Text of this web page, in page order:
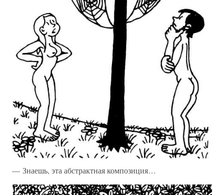
— Знаешь, эта абстрактная композиция…